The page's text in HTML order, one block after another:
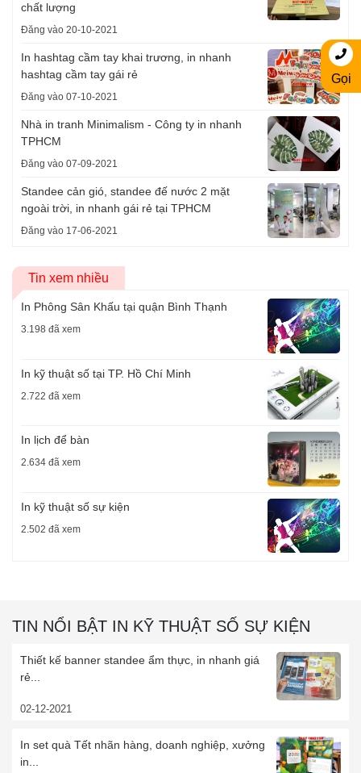
chất lượng
Đăng vào 20-10-2021
In hashtag cầm tay khai trương, in nhanh
hashtag cầm tay gái rẻ
Đăng vào 07-10-2021
Nhà in tranh Minimalism - Công ty in nhanh
TPHCM
Đăng vào 07-09-2021
Standee cản gió, standee đế nước 2 mặt
ngoài trời, in nhanh gái rẻ tại TPHCM
Đăng vào 17-06-2021
Tin xem nhiều
In Phông Sân Khấu tại quận Bình Thạnh
3.198 đã xem
In kỹ thuật số tại TP. Hồ Chí Minh
2.722 đã xem
In lịch để bàn
2.634 đã xem
In kỹ thuật số sự kiện
2.502 đã xem
TIN NỔI BẬT IN KỸ THUẬT SỐ SỰ KIỆN
Thiết kế banner standee ẩm thực, in nhanh giá
rẻ...
02-12-2021
In set quà Tết nhãn hàng, doanh nghiệp, xưởng
in...
Gọi